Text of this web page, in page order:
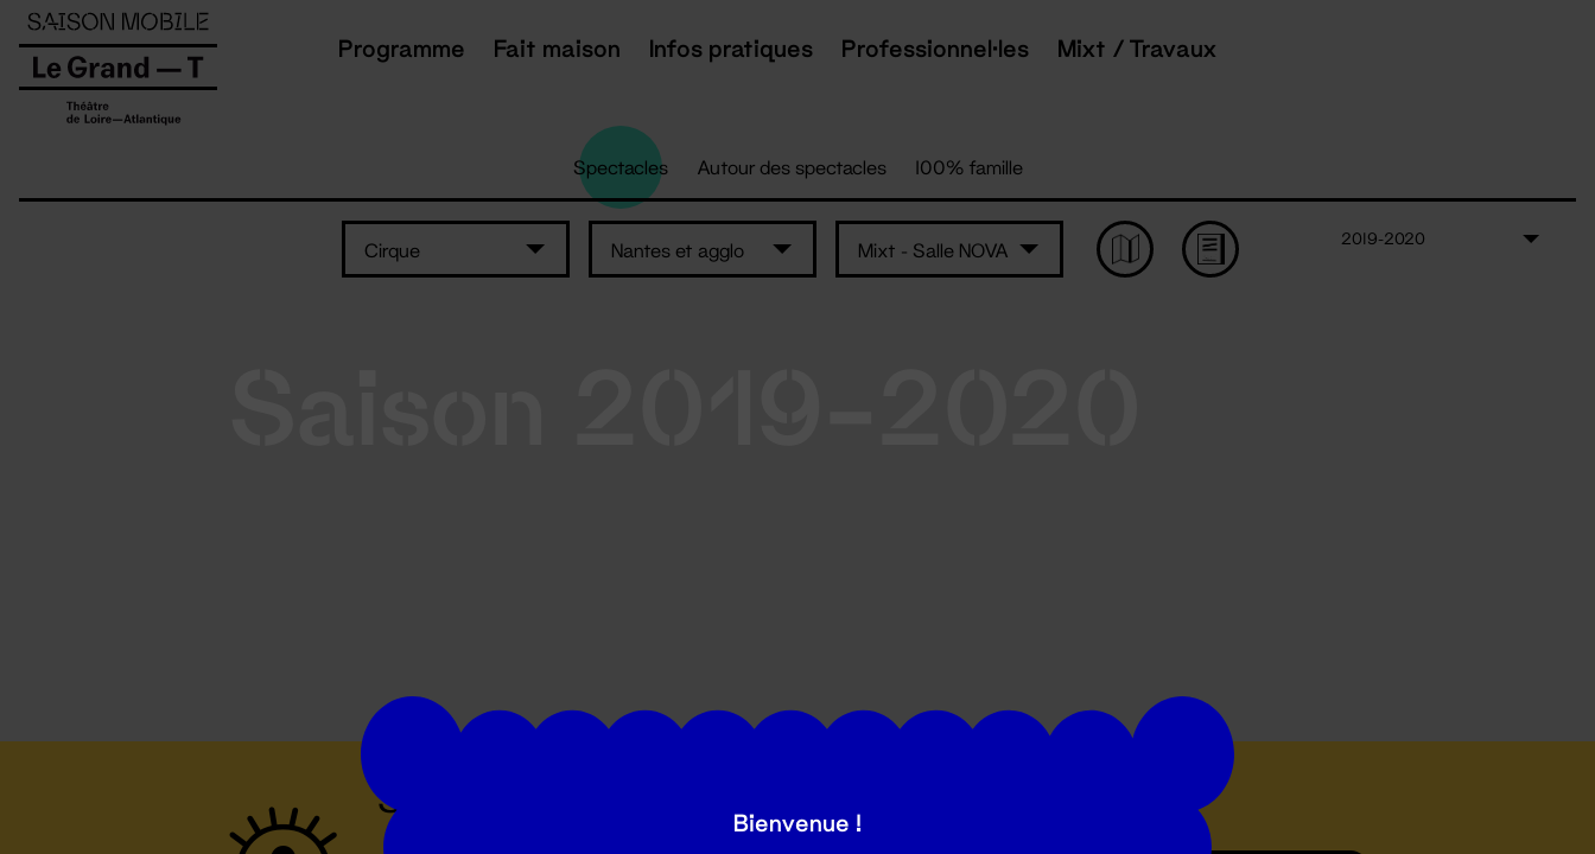
Programme Fait maison Infos pratiques Professionnel·les Mixt / Travaux
Spectacles Autour des spectacles 100% famille
Cirque Nantes et agglo Mixt - Salle NOVA
2019-2020
Suivez toutes les actualités du Grand T :
Panneau de gestion des cookies
Bienvenue !